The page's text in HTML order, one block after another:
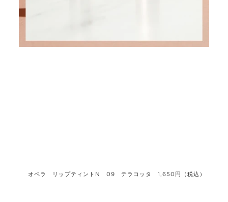
オペラ リップティントN 09 テラコッタ 1,650円（税込）